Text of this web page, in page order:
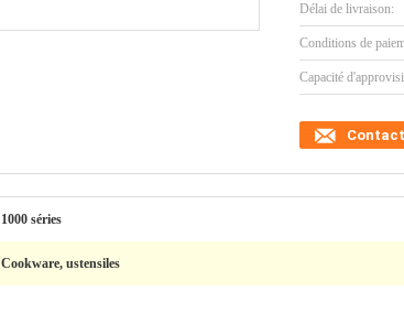
Délai de livraison:
Conditions de
Capacité
Contact
1000 séries
Cookware, ustensiles